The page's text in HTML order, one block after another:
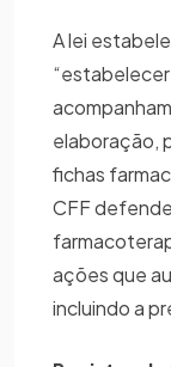
A lei
elaboração,
fichas
CFF
ações que
incluindo a